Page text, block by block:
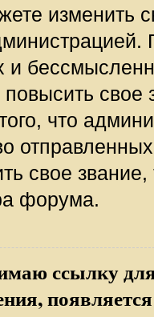
изменить
и
повысить
что
свое
форума.
ссылку